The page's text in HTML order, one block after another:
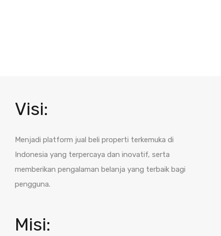
Visi:
Menjadi platform jual beli properti terkemuka di
Indonesia yang terpercaya dan inovatif, serta
memberikan pengalaman belanja yang terbaik bagi
pengguna.
Misi: